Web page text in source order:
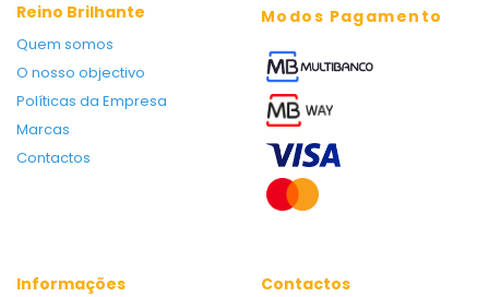
Reino Brilhante
Quem somos
O nosso objectivo
Políticas da Empresa
Marcas
Contactos
Modos Pagamento
Informações Contactos